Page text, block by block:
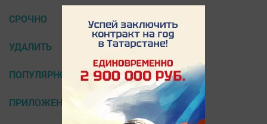
СРОЧНО
УДАЛИТЬ
ПОПУЛЯРНОЕ
ПРИЛОЖЕНИЕ